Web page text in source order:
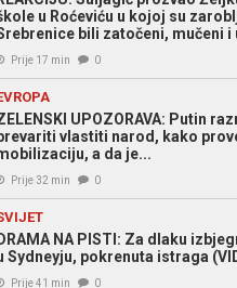
u Roćeviću u kojoj su
bili zatočeni, mučeni i
Prije 17 min 0
UPOZORAVA: Putin
vlastiti narod, kako
a da je...
Prije 32 min 0
NA PISTI: Za dlaku
Sydneyju, pokrenuta istraga
Prije 41 min 0